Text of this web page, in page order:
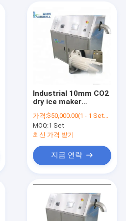
Industrial 10mm CO2
dry ice maker
machine/portable dry
ice pelletizer
machine
가격:$50,000.00(1 - 1 Sets) $11,000.00(>=2 Sets)
MOQ:1 Set
최신 가격 받기
지금 연락